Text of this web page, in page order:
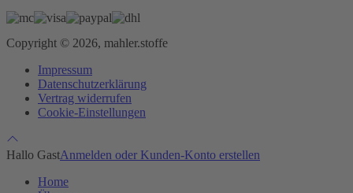
Copyright © 2026, mahler.stoffe
Impressum
Datenschutzerklärung
Vertrag widerrufen
Cookie-Einstellungen
Hallo GastAnmelden oder Kunden-Konto erstellen
Home